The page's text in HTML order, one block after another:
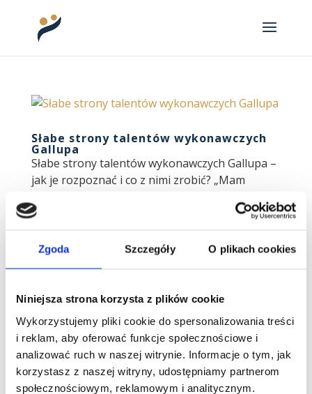
Zgoda Szczegóły O plikach cookies
Niniejsza strona korzysta z plików cookie
Wykorzystujemy pliki cookie do spersonalizowania treści
i reklam, aby oferować funkcje społecznościowe i
analizować ruch w naszej witrynie. Informacje o tym, jak
korzystasz z naszej witryny, udostępniamy partnerom
społecznościowym, reklamowym i analitycznym.
Słabe strony talentów wykonawczych
Gallupa
Słabe strony talentów wykonawczych Gallupa –
jak je rozpoznać i co z nimi zrobić? „Mam
zaniepokojony, gdy przez jakiś czas jest
które jeszcze...
Obserwuj mnie